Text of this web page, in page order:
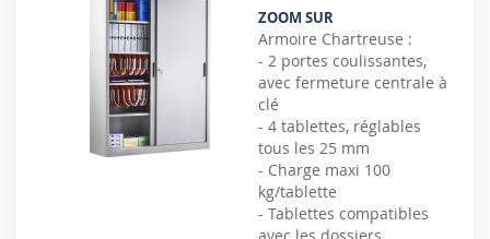
ZOOM SUR
Armoire Chartreuse :
- 2 portes coulissantes,
avec fermeture centrale à
clé
- 4 tablettes, réglables
tous les 25 mm
- Charge maxi 100
kg/tablette
- Tablettes compatibles